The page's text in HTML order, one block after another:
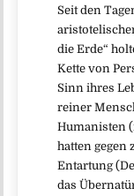
Seit den
die Erde“
Kette von
Sinn ihres
reiner
Humanisten
hatten gegen
Entartung
das